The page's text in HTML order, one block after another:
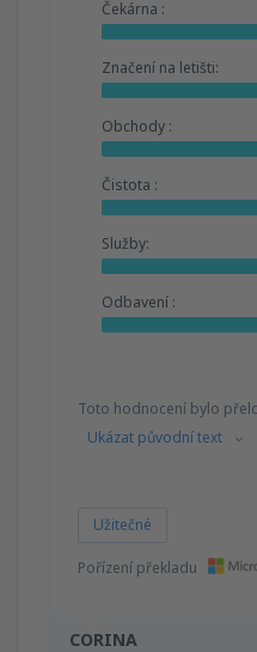
CORINA
Čekárna :
Značení na letišti:
Obchody :
Čistota :
Služby:
Odbavení :
Toto hodnocení bylo
Ukázat původní text
Užitečné
Pořízení překladu